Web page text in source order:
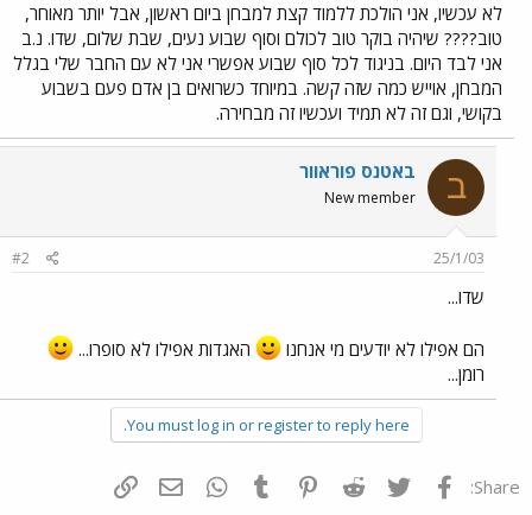
לא עכשיו, אני הולכת ללמוד קצת למבחן ביום ראשון, אבל יותר מאוחר,
טוב???? שיהיה בוקר טוב לכולם וסוף שבוע נעים, שבת שלום, שדו. נ.ב
אני לבד היום. בניגוד לכל סוף שבוע אפשרי אני לא עם החבר שלי בגלל
המבחן, אוייש כמה שזה קשה. במיוחד כשרואים בן אדם פעם בשבוע
בקושי, וגם זה לא תמיד ועכשיו זה מבחירה.
ב באטנס פוראוור
New member
25/1/03
#2
שדו...
הם אפילו לא יודעים מי אנחנו
האגדות אפילו לא סופרו...
רומן...
You must log in or register to reply here.
Share: פייסבוק Twitter
Reddit
Pinterest
Tumblr
WhatsAppדואר אלקטרוני